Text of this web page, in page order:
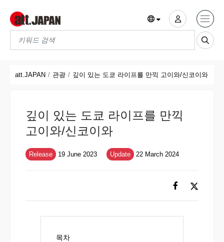
Translations title cont
att.JAPAN 관광 깊이 있는 도쿄 라이프를 만끽 고이와/신코이와
깊이 있는 도쿄 라이프를 만끽
고이와/신코이와
Release 19 June 2023 Update 22 March 2024
목차